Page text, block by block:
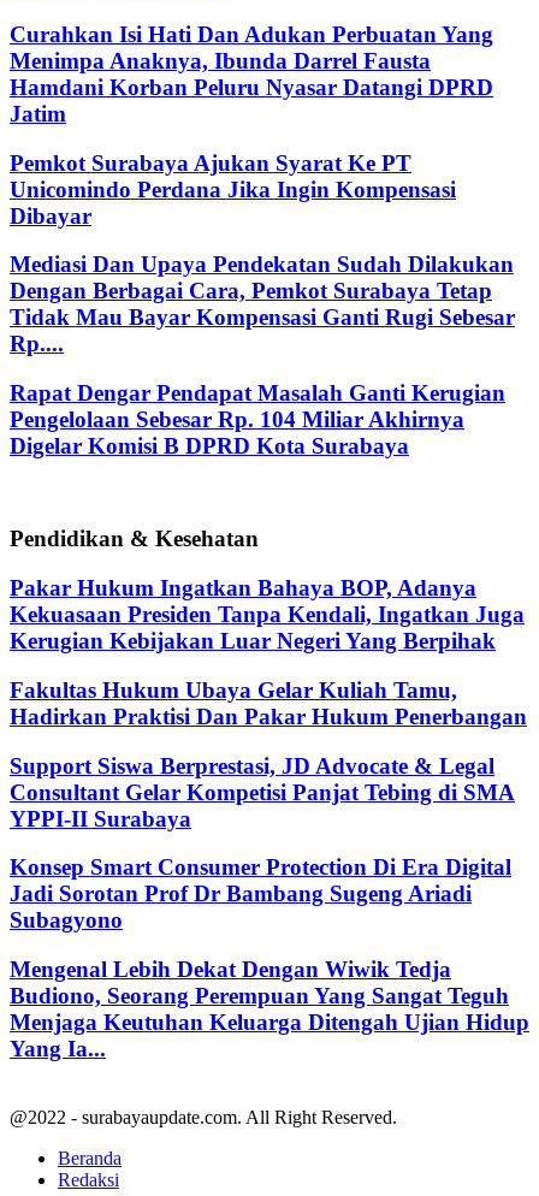
Curahkan Isi Hati Dan Adukan Perbuatan Yang
Menimpa Anaknya, Ibunda Darrel Fausta
Hamdani Korban Peluru Nyasar Datangi DPRD
Jatim
Pemkot Surabaya Ajukan Syarat Ke PT
Unicomindo Perdana Jika Ingin Kompensasi
Dibayar
Mediasi Dan Upaya Pendekatan Sudah Dilakukan
Dengan Berbagai Cara, Pemkot Surabaya Tetap
Tidak Mau Bayar Kompensasi Ganti Rugi Sebesar
Rp....
Rapat Dengar Pendapat Masalah Ganti Kerugian
Pengelolaan Sebesar Rp. 104 Miliar Akhirnya
Digelar Komisi B DPRD Kota Surabaya
Pendidikan & Kesehatan
Pakar Hukum Ingatkan Bahaya BOP, Adanya
Kekuasaan Presiden Tanpa Kendali, Ingatkan Juga
Kerugian Kebijakan Luar Negeri Yang Berpihak
Fakultas Hukum Ubaya Gelar Kuliah Tamu,
Hadirkan Praktisi Dan Pakar Hukum Penerbangan
Support Siswa Berprestasi, JD Advocate & Legal
Consultant Gelar Kompetisi Panjat Tebing di SMA
YPPI-II Surabaya
Konsep Smart Consumer Protection Di Era Digital
Jadi Sorotan Prof Dr Bambang Sugeng Ariadi
Subagyono
Mengenal Lebih Dekat Dengan Wiwik Tedja
Budiono, Seorang Perempuan Yang Sangat Teguh
Menjaga Keutuhan Keluarga Ditengah Ujian Hidup
Yang Ia...
@2022 - surabayaupdate.com. All Right Reserved.
Beranda
Redaksi